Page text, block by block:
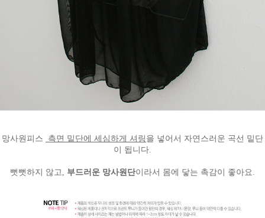
망사원피스 측면 밑단에 세심하게 셔링 을 넣어서 자연스러운 곡선 밑단
이 됩니다.
뻣뻣하지 않고, 부드러운 망사원단이라서 몸에 닿는 촉감이 좋아요.